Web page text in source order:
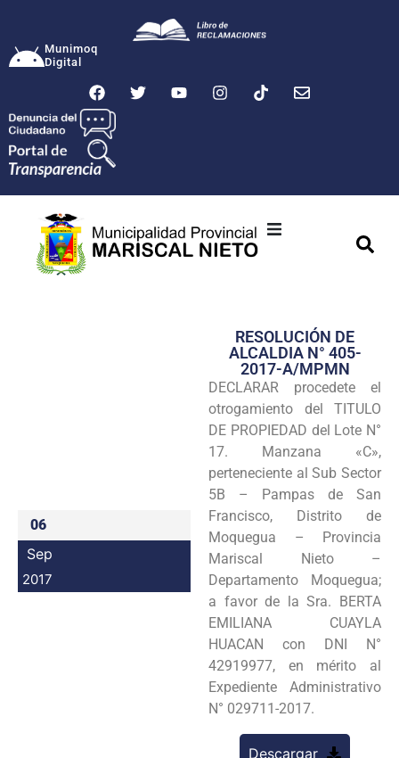
Munimoq
Digital
Transparencia
Seguridad
Programas
Intranet
06
Sep
2017
RESOLUCIÓN DE
ALCALDIA N° 405-
2017-A/MPMN
DECLARAR procedete el
otrogamiento del TITULO
DE PROPIEDAD del Lote N°
17. Manzana «C»,
perteneciente al Sub Sector
5B – Pampas de San
Francisco, Distrito de
Moquegua – Provincia
Mariscal Nieto –
Departamento Moquegua;
a favor de la Sra. BERTA
EMILIANA CUAYLA
HUACAN con DNI N°
42919977, en mérito al
Expediente Administrativo
N° 029711-2017.
Descargar